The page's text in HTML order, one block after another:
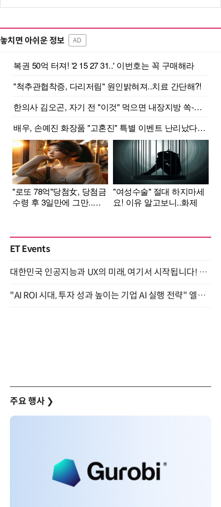
놓치면 아쉬운 정보 AD
ET Events
대한민국 인공지능과 UX의 미래, 여기서 시작됩니다! UX Korea 2026 - Fall 9월 2일 개최
"AI ROI 시대, 투자 성과 높이는 기업 AI 실행 전략" 엘타워 6층 (9월 18일)
주요 행사 ❯